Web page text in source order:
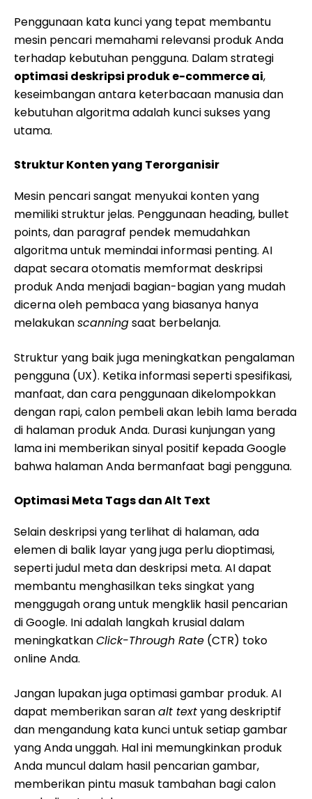
Penggunaan kata kunci yang tepat membantu
mesin pencari memahami relevansi produk Anda
terhadap kebutuhan pengguna. Dalam strategi
optimasi deskripsi produk e-commerce ai,
keseimbangan antara keterbacaan manusia dan
kebutuhan algoritma adalah kunci sukses yang
utama.
Struktur Konten yang Terorganisir
Mesin pencari sangat menyukai konten yang
memiliki struktur jelas. Penggunaan heading, bullet
points, dan paragraf pendek memudahkan
algoritma untuk memindai informasi penting. AI
dapat secara otomatis memformat deskripsi
produk Anda menjadi bagian-bagian yang mudah
dicerna oleh pembaca yang biasanya hanya
melakukanscanningsaat berbelanja.
Struktur yang baik juga meningkatkan pengalaman
pengguna (UX). Ketika informasi seperti spesifikasi,
manfaat, dan cara penggunaan dikelompokkan
dengan rapi, calon pembeli akan lebih lama berada
di halaman produk Anda. Durasi kunjungan yang
lama ini memberikan sinyal positif kepada Google
bahwa halaman Anda bermanfaat bagi pengguna.
Optimasi Meta Tags dan Alt Text
Selain deskripsi yang terlihat di halaman, ada
elemen di balik layar yang juga perlu dioptimasi,
seperti judul meta dan deskripsi meta. AI dapat
membantu menghasilkan teks singkat yang
menggugah orang untuk mengklik hasil pencarian
di Google. Ini adalah langkah krusial dalam
meningkatkanClick-Through Rate (CTR) toko
online Anda.
Jangan lupakan juga optimasi gambar produk. AI
dapat memberikan saranalt textyang deskriptif
dan mengandung kata kunci untuk setiap gambar
yang Anda unggah. Hal ini memungkinkan produk
Anda muncul dalam hasil pencarian gambar,
memberikan pintu masuk tambahan bagi calon